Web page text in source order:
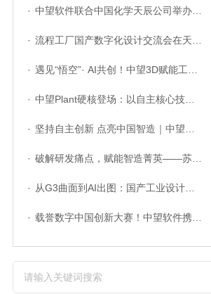
· 中望软件联合中国化学天辰公司举办“走进标杆企业”研讨会，共探流程工业数字化创新实践
· 流程工厂国产数字化设计交流会在天津召开，中望自主CAD底座助力行业数字化转型实践获广泛关注
· 遇见“悟空”· AI共创！中望3D赋能工业设计国产化与AI创新升级
· 中望Plant硬核登场：以自主核心技术，破解流程工业数据一致性与协同困境
· 坚持自主创新 点亮中国智造｜中望软件亮相第十届中国网络版权保护与发展大会
· 破解研发痛点，赋能智造菁英——苏州研发菁英 CTO 成长营暨高级人才认证启动会圆满落幕
· 从G3曲面到AI出图：国产工业设计软件的硬实力到底怎么样了？
· 载誉数字中国创新大赛！中望软件携手三家伙伴，斩获信创赛道多项大奖